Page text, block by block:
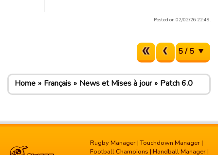
Posted on 02/02/26 22:49.
5 / 5
Home Français News et Mises à jour Patch 6.0
Rugby Manager |Touchdown Manager |
Football Champions | Handball Manager |